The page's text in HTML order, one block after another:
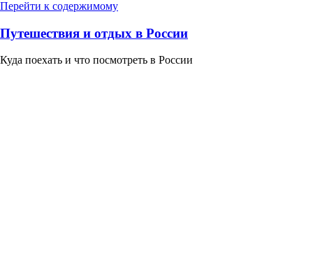
Перейти к содержимому
Путешествия и отдых в России
Куда поехать и что посмотреть в России